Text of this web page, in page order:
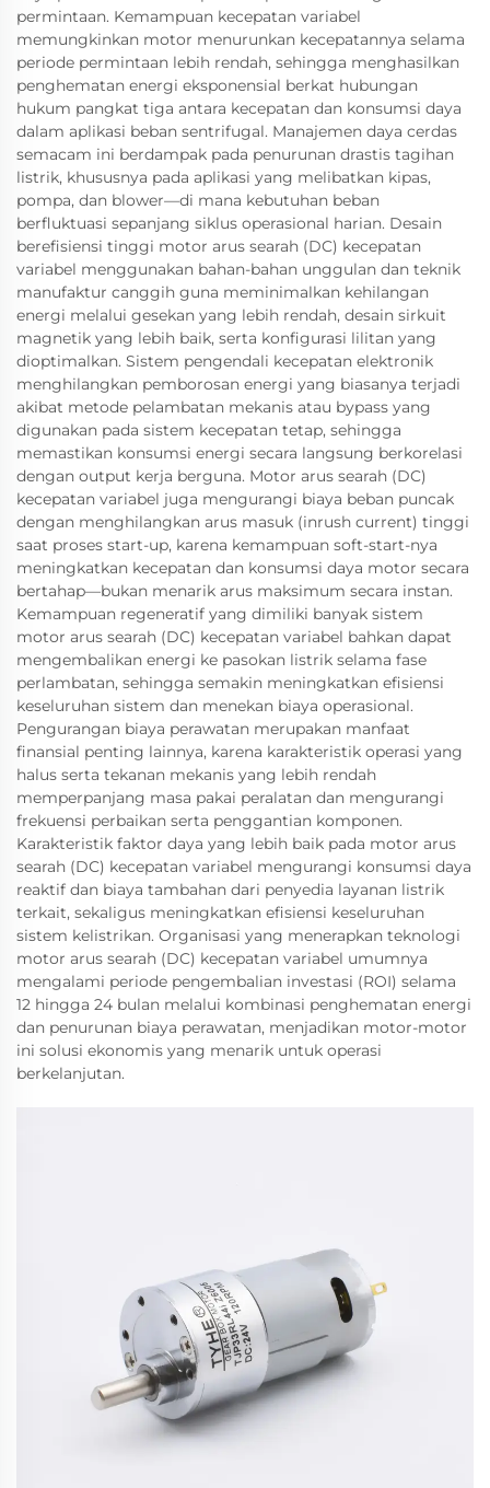
permintaan. Kemampuan kecepatan variabel
memungkinkan motor menurunkan kecepatannya selama
periode permintaan lebih rendah, sehingga menghasilkan
penghematan energi eksponensial berkat hubungan
hukum pangkat tiga antara kecepatan dan konsumsi daya
dalam aplikasi beban sentrifugal. Manajemen daya cerdas
semacam ini berdampak pada penurunan drastis tagihan
listrik, khususnya pada aplikasi yang melibatkan kipas,
pompa, dan blower—di mana kebutuhan beban
berfluktuasi sepanjang siklus operasional harian. Desain
berefisiensi tinggi motor arus searah (DC) kecepatan
variabel menggunakan bahan-bahan unggulan dan teknik
manufaktur canggih guna meminimalkan kehilangan
energi melalui gesekan yang lebih rendah, desain sirkuit
magnetik yang lebih baik, serta konfigurasi lilitan yang
dioptimalkan. Sistem pengendali kecepatan elektronik
menghilangkan pemborosan energi yang biasanya terjadi
akibat metode pelambatan mekanis atau bypass yang
digunakan pada sistem kecepatan tetap, sehingga
memastikan konsumsi energi secara langsung berkorelasi
dengan output kerja berguna. Motor arus searah (DC)
kecepatan variabel juga mengurangi biaya beban puncak
dengan menghilangkan arus masuk (inrush current) tinggi
saat proses start-up, karena kemampuan soft-start-nya
meningkatkan kecepatan dan konsumsi daya motor secara
bertahap—bukan menarik arus maksimum secara instan.
Kemampuan regeneratif yang dimiliki banyak sistem
motor arus searah (DC) kecepatan variabel bahkan dapat
mengembalikan energi ke pasokan listrik selama fase
perlambatan, sehingga semakin meningkatkan efisiensi
keseluruhan sistem dan menekan biaya operasional.
Pengurangan biaya perawatan merupakan manfaat
finansial penting lainnya, karena karakteristik operasi yang
halus serta tekanan mekanis yang lebih rendah
memperpanjang masa pakai peralatan dan mengurangi
frekuensi perbaikan serta penggantian komponen.
Karakteristik faktor daya yang lebih baik pada motor arus
searah (DC) kecepatan variabel mengurangi konsumsi daya
reaktif dan biaya tambahan dari penyedia layanan listrik
terkait, sekaligus meningkatkan efisiensi keseluruhan
sistem kelistrikan. Organisasi yang menerapkan teknologi
motor arus searah (DC) kecepatan variabel umumnya
mengalami periode pengembalian investasi (ROI) selama
12 hingga 24 bulan melalui kombinasi penghematan energi
dan penurunan biaya perawatan, menjadikan motor-motor
ini solusi ekonomis yang menarik untuk operasi
berkelanjutan.